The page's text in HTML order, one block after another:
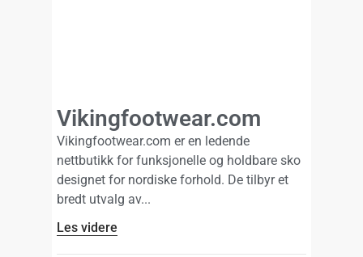
Vikingfootwear.com
Vikingfootwear.com er en ledende
nettbutikk for funksjonelle og holdbare sko
designet for nordiske forhold. De tilbyr et
bredt utvalg av
Les videre